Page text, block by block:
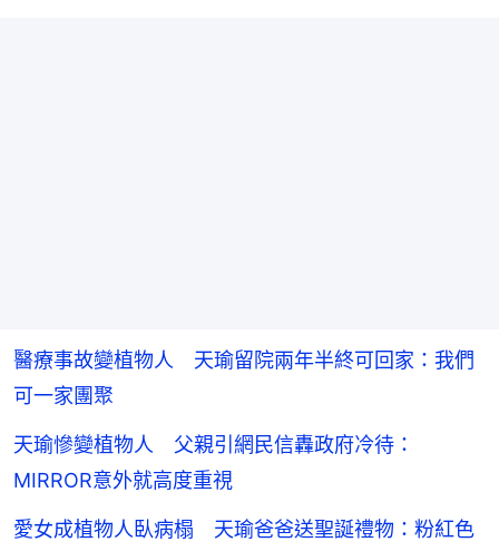
醫療事故變植物人 天瑜留院兩年半終可回家：我們
可一家團聚
天瑜慘變植物人 父親引網民信轟政府冷待：
MIRROR意外就高度重視
愛女成植物人臥病榻 天瑜爸爸送聖誕禮物：粉紅色